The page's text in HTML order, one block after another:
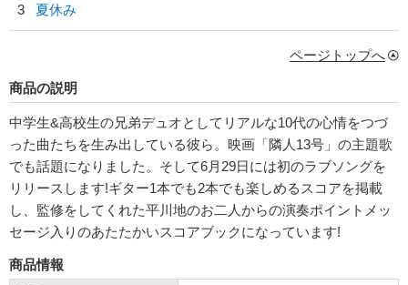
3
夏休み
ページトップへ
商品の説明
中学生&高校生の兄弟デュオとしてリアルな10代の心情をつづ
った曲たちを生み出している彼ら。映画「隣人13号」の主題歌
でも話題になりました。そして6月29日には初のラブソングを
リリースします!ギター1本でも2本でも楽しめるスコアを掲載
し、監修をしてくれた平川地のお二人からの演奏ポイントメッ
セージ入りのあたたかいスコアブックになっています!
商品情報